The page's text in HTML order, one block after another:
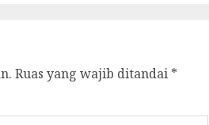
Ruas yang wajib ditandai *